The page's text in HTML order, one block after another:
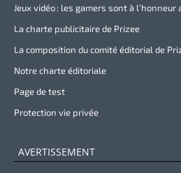
Jeux vidéo : les gamers sont à l’honneur
La charte publicitaire de Prizee
La composition du comité éditorial de
Notre charte éditoriale
Page de test
Protection vie privée
AVERTISSEMENT